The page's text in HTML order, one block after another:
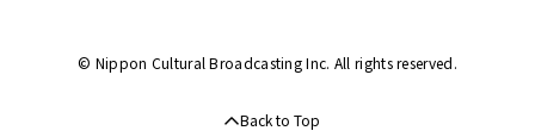
© Nippon Cultural Broadcasting Inc. All rights reserved.
Back to Top